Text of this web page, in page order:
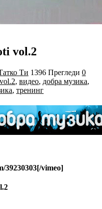
vol.2
Ти 1396 Прегледи 0
, видео, добра музика,
, тренинг
vimeo]